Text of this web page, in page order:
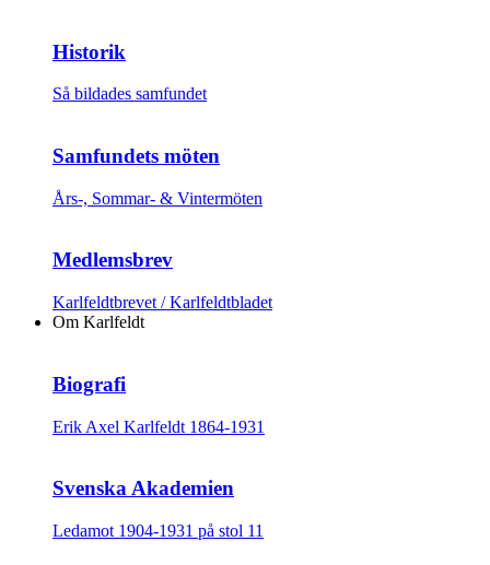
Historik
Så bildades samfundet
Samfundets möten
Års-, Sommar- & Vintermöten
Medlemsbrev
Karlfeldtbrevet / Karlfeldtbladet
Om Karlfeldt
Biografi
Erik Axel Karlfeldt 1864-1931
Svenska Akademien
Ledamot 1904-1931 på stol 11